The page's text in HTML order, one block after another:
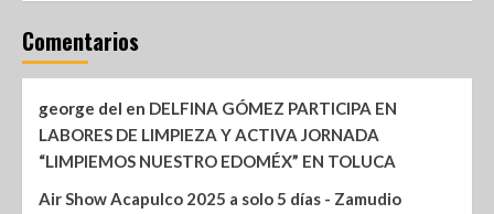
Comentarios
george del en DELFINA GÓMEZ PARTICIPA EN
LABORES DE LIMPIEZA Y ACTIVA JORNADA
“LIMPIEMOS NUESTRO EDOMÉX” EN TOLUCA
Air Show Acapulco 2025 a solo 5 días - Zamudio